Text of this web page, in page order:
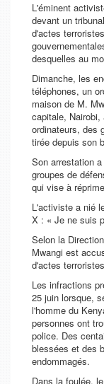
L'éminent
devant un
d'actes
desquelles au
Dimanche, les
téléphones, un
maison de M.
capitale,
ordinateurs, des
tirée depuis son
Son arrestation
groupes de
qui vise à
L'activiste a nié
X : « Je ne suis
Selon la
Mwangi est
d'actes
Les infractions
25 juin lorsque,
l'homme du
personnes ont
police. Des
blessées et des
endommagés.
Dans la foulée,